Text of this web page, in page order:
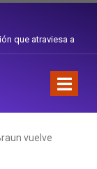
en Corporación
vuelve